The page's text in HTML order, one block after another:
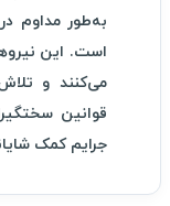
به‌طور مداوم
است. این
می‌کنند و
قوانین
جرایم کمک